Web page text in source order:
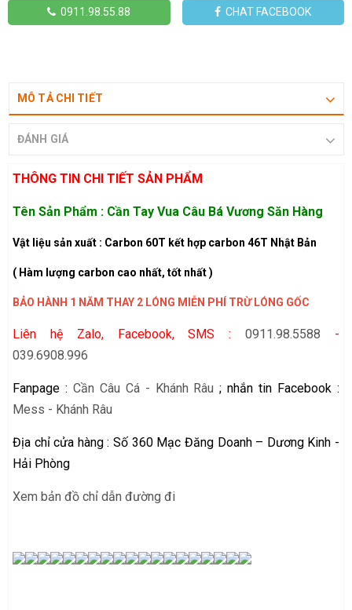
0911.98.55.88 CHAT FACEBOOK
MÔ TẢ CHI TIẾT
ĐÁNH GIÁ
THÔNG TIN CHI TIẾT SẢN PHẨM
Tên Sản Phẩm : Cần Tay Vua Câu Bá Vương Săn Hàng
Vật liệu sản xuất : Carbon 60T kết hợp carbon 46T Nhật Bản
( Hàm lượng carbon cao nhất, tốt nhất )
BẢO HÀNH 1 NĂM THAY 2 LÓNG MIỄN PHÍ TRỪ LÓNG GỐC
Liên hệ Zalo, Facebook, SMS :0911.98.5588 -
039.6908.996
Fanpage : Cần Câu Cá - Khánh Râu ; nhắn tin Facebook :
Mess - Khánh Râu
Địa chỉ cửa hàng : Số 360 Mạc Đăng Doanh – Dương Kinh -
Hải Phòng
Xem bản đồ chỉ dẫn đường đi